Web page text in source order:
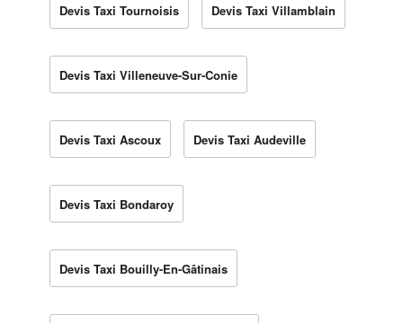
Devis Taxi Tournoisis Devis Taxi Villamblain
Devis Taxi Villeneuve-Sur-Conie
Devis Taxi Ascoux Devis Taxi Audeville
Devis Taxi Bondaroy
Devis Taxi Bouilly-En-Gâtinais